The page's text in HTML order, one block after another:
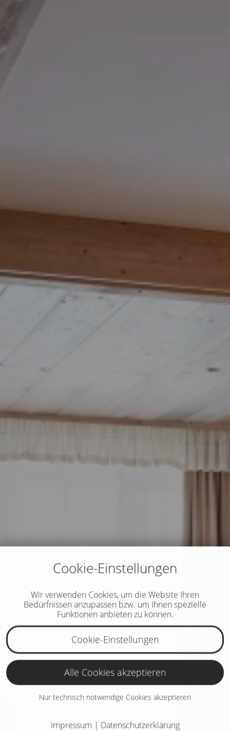
Cookie-Einstellungen
Wir verwenden Cookies, um die Website Ihren
Bedürfnissen anzupassen bzw. um Ihnen spezielle
Funktionen anbieten zu können.
Cookie-Einstellungen
Alle Cookies akzeptieren
Nur technisch notwendige Cookies akzeptieren
Impressum | Datenschutzerklärung